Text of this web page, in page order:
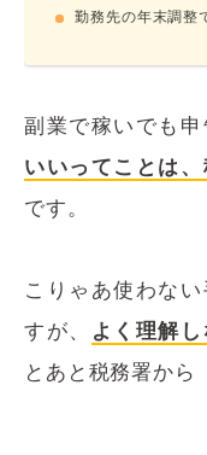
勤務先の年末調整
副業で稼いでも申
いいってことは
です。
こりゃあ使わな
すが、
よく理解
とあと税務署から